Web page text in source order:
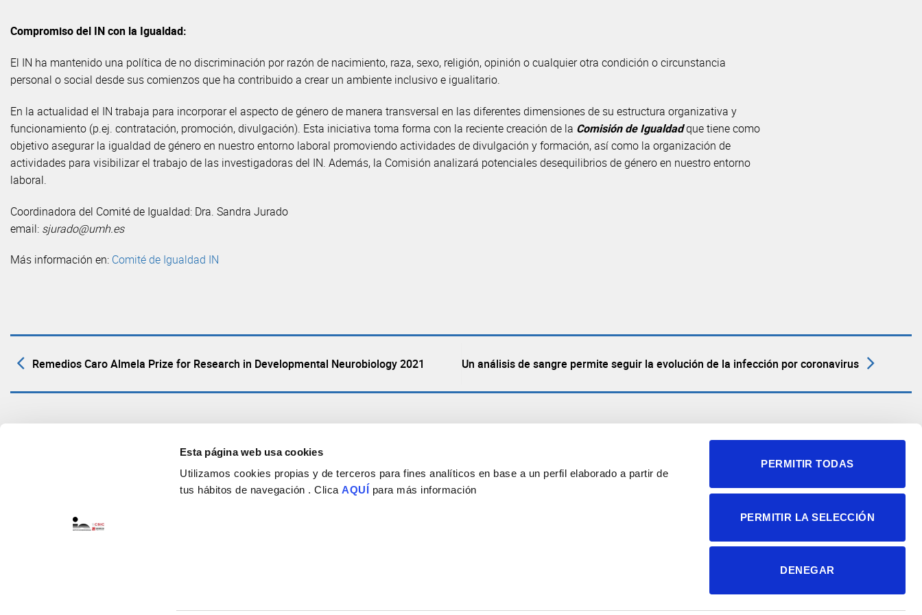
Esta página web usa cookies
Utilizamos cookies propias y de terceros para fines analíticos en base a un perfil elaborado a partir de
tus hábitos de navegación . ClicaAQUÍ para más información
PERMITIR TODAS
PERMITIR LA SELECCIÓN
DENEGAR
Compromiso del IN con la Igualdad:
El IN ha mantenido una política de no discriminación por razón de nacimiento, raza, sexo, religión, opinión o cualquier otra condición o circunstancia
personal o social desde sus comienzos que ha contribuido a crear un ambiente inclusivo e igualitario.
En la actualidad el IN trabaja para incorporar el aspecto de género de manera transversal en las diferentes dimensiones de su estructura organizativa y
funcionamiento (p.ej. contratación, promoción, divulgación). Esta iniciativa toma forma con la reciente creación de la Comisión de Igualdadque tiene como
objetivo asegurar la igualdad de género en nuestro entorno laboral promoviendo actividades de divulgación y formación, así como la organización de
actividades para visibilizar el trabajo de las investigadoras del IN. Además, la Comisión analizará potenciales desequilibrios de género en nuestro entorno
laboral.
Coordinadora del Comité de Igualdad: Dra. Sandra Jurado
email: sjurado@umh.es
Más información en: Comité de Igualdad IN
Remedios Caro Almela Prize for Research in Developmental Neurobiology 2021 Un análisis de sangre permite seguir la evolución de la infección por coronavirus
Neurociencias
Política de privacidad
Accesibilidad